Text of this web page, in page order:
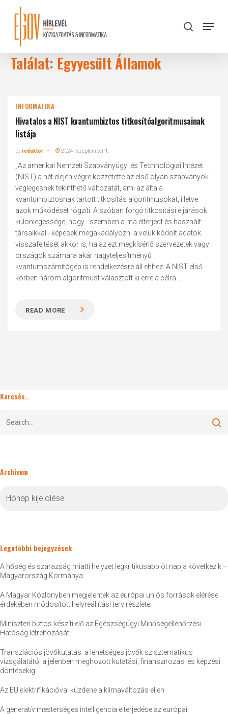
content
search
Menu
Találat: Egyyesült Államok
INFORMATIKA
Hivatalos a NIST kvantumbiztos titkosítóalgoritmusainak
listája
byredaktor 2024. szeptember 1.
„Az amerikai Nemzeti Szabványügyi és Technológiai Intézet
(NIST) a hét elején végre közzétette az első olyan szabványok
véglegesnek tekinthető változatát, ami az általa
kvantumbiztosnak tartott titkosítás algoritmusokat, illetve
azok működését rögzíti. A szóban forgó titkosítási eljárások
különlegessége, hogy - szemben a ma elterjedt és használt
társaikkal - képesek megakadályozni a velük kódolt adatok
visszafejtését akkor is, ha az ezt megkísérlő szervezetek vagy
országok számára akár nagyteljesítményű
kvantumszámítógép is rendelkezésre áll ehhez. A NIST első
körben három algoritmust választott ki erre a célra....
READ MORE
Keresés..
Archívum
Legutóbbi bejegyzések
A hőség és szárazság miatti helyzet legkritikusabb öt napja következik –
Magyarország Kormánya
A Magyar Közlönyben megjelentek az európai uniós források elérése
érdekében módosított helyreállítási terv részletei
Miniszteri biztos készíti elő az Egészségügyi Minőségellenőrzési
Hatóság létrehozását
Transzlációs jövőkutatás: a lehetséges jövők szisztematikus
vizsgálatától a jelenben meghozott kutatási, finanszírozási és képzési
döntésekig
Az EU elektrifikációval küzdene a klímaváltozás ellen
A generatív mesterséges intelligencia elterjedése az európai
Close